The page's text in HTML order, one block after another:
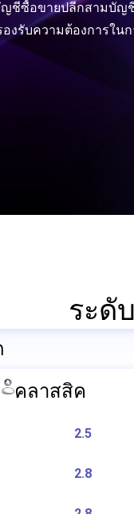
ญชีซื้อขายปลีกสามบัญ
องรับความต้องการใ
ระดั
คลาสสิค
2.5
2.8